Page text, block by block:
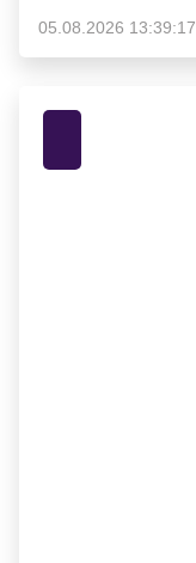
05.08.2026 13:39:17